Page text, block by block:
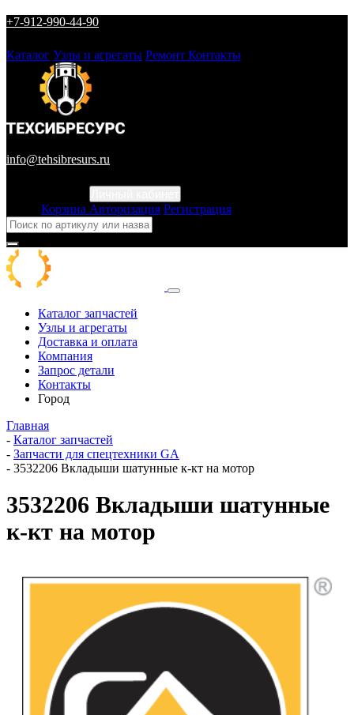
+7-912-990-44-90
Каталог Узлы и агрегаты Ремонт Контакты
info@tehsibresurs.ru
Корзина Авторизация Регистрация
Каталог запчастей
Узлы и агрегаты
Доставка и оплата
Компания
Запрос детали
Контакты
Город
Главная
- Каталог запчастей
- Запчасти для спецтехники GA
- 3532206 Вкладыши шатунные к-кт на мотор
3532206 Вкладыши шатунные
к-кт на мотор